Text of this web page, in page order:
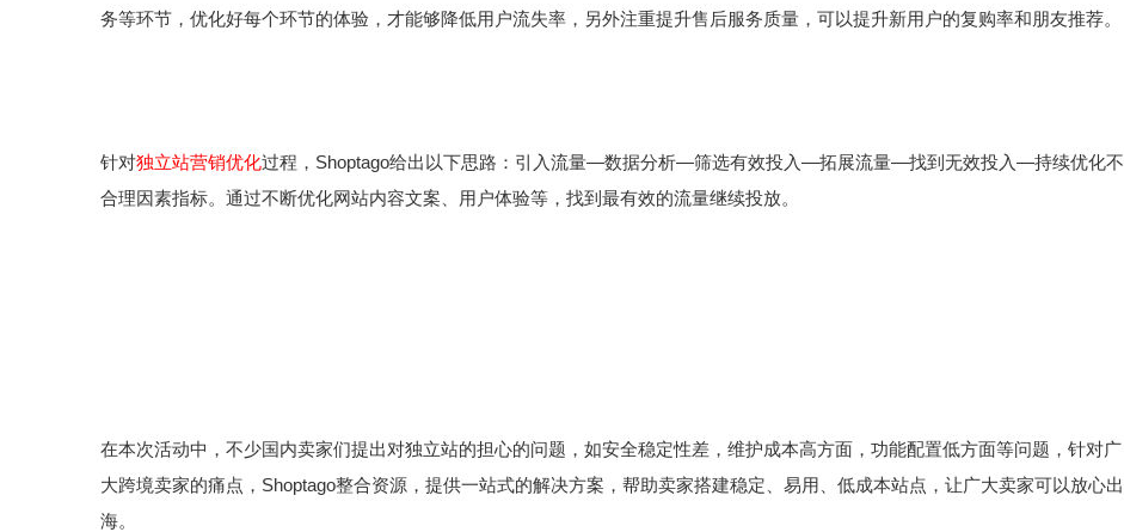
务等环节，优化好每个环节的体验，才能够降低用户流失率，另外注重提升售后服务质量，可以提升新用户的复购率和朋友推荐。
针对独立站营销优化过程，Shoptago给出以下思路：引入流量—数据分析—筛选有效投入—拓展流量—找到无效投入—持续优化不
合理因素指标。通过不断优化网站内容文案、用户体验等，找到最有效的流量继续投放。
在本次活动中，不少国内卖家们提出对独立站的担心的问题，如安全稳定性差，维护成本高方面，功能配置低方面等问题，针对广
大跨境卖家的痛点，Shoptago整合资源，提供一站式的解决方案，帮助卖家搭建稳定、易用、低成本站点，让广大卖家可以放心出
海。